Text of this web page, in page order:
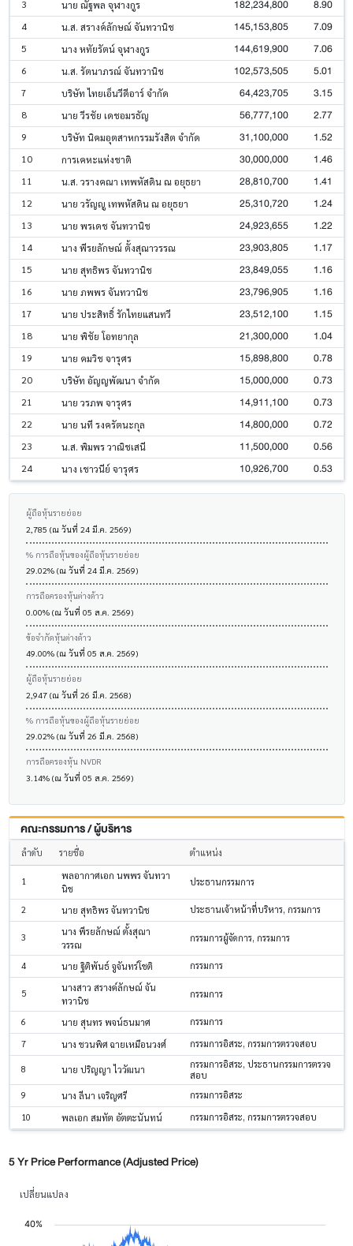
3 นาย ณัฐพล จุฬางกูร 182,234,800 8.90
4 น.ส. สรางค์ลักษณ์ จันทวานิช 145,153,805 7.09
5 นาง หทัยรัตน์ จุฬางกูร 144,619,900 7.06
6 น.ส. รัตนาภรณ์ จันทวานิช 102,573,505 5.01
7 บริษัท ไทยเอ็นวีดีอาร์ จำกัด 64,423,705 3.15
8 นาย วีรชัย เดชอมรธัญ 56,777,100 2.77
9 บริษัท นิคมอุตสาหกรรมรังสิต จำกัด 31,100,000 1.52
10 การเคหะแห่งชาติ 30,000,000 1.46
11 น.ส. วรางคณา เทพหัสดิน ณ อยุธยา 28,810,700 1.41
12 นาย วรัญญู เทพหัสดิน ณ อยุธยา 25,310,720 1.24
13 นาย พรเดช จันทวานิช 24,923,655 1.22
14 นาง พีรยลักษณ์ ตั้งสุณาวรรณ 23,903,805 1.17
15 นาย สุทธิพร จันทวานิช 23,849,055 1.16
16 นาย ภพพร จันทวานิช 23,796,905 1.16
17 นาย ประสิทธิ์ รักไทยแสนทวี 23,512,100 1.15
18 นาย พิชัย โอทยากุล 21,300,000 1.04
19 นาย คมวิช จารุศร 15,898,800 0.78
20 บริษัท อัญญพัฒนา จำกัด 15,000,000 0.73
21 นาย วรภพ จารุศร 14,911,100 0.73
22 นาย นที รงครัตนะกุล 14,800,000 0.72
23 น.ส. พิมพร วาณิชเสนี 11,500,000 0.56
24 นาง เชาวนีย์ จารุศร 10,926,700 0.53
ผู้ถือหุ้นรายย่อย
2,785 (ณ วันที่ 24 มี.ค. 2569)
% การถือหุ้นของผู้ถือหุ้นรายย่อย
29.02% (ณ วันที่ 24 มี.ค. 2569)
การถือครองหุ้นต่างด้าว
0.00% (ณ วันที่ 05 ส.ค. 2569)
ข้อจำกัดหุ้นต่างด้าว
49.00% (ณ วันที่ 05 ส.ค. 2569)
ผู้ถือหุ้นรายย่อย
2,947 (ณ วันที่ 26 มี.ค. 2568)
% การถือหุ้นของผู้ถือหุ้นรายย่อย
29.02% (ณ วันที่ 26 มี.ค. 2568)
การถือครองหุ้น NVDR
3.14% (ณ วันที่ 05 ส.ค. 2569)
คณะกรรมการ / ผู้บริหาร
ลำดับ รายชื่อ ตำแหน่ง
1
พลอากาศเอก นพพร จันทวา
นิช
ประธานกรรมการ
2 นาย สุทธิพร จันทวานิช ประธานเจ้าหน้าที่บริหาร, กรรมการ
3
นาง พีรยลักษณ์ ตั้งสุณา
วรรณ
กรรมการผู้จัดการ, กรรมการ
4 นาย ฐิติพันธ์ จูจันทร์โชติ กรรมการ
5
นางสาว สรางค์ลักษณ์ จัน
ทวานิช
กรรมการ
6 นาย สุนทร พจน์ธนมาศ
กรรมการ
7
นาง ชวนพิศ ฉายเหมือนวงศ์ กรรมการอิสระ, กรรมการตรวจสอบ
8 นาย ปริญญา ไววัฒนา
กรรมการอิสระ, ประธานกรรมการตรวจ
สอบ
9
นาง ลีนา เจริญศรี
กรรมการอิสระ
10
พลเอก สมทัต อัตตะนันทน์ กรรมการอิสระ, กรรมการตรวจสอบ
5 Yr Price Performance (Adjusted Price)
เปลี่ยนแปลง